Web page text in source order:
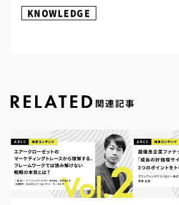
KNOWLEDGE